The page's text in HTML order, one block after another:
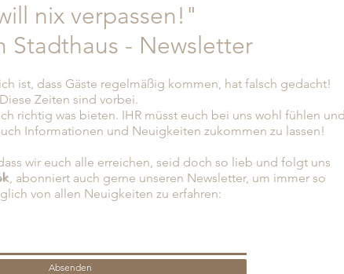
nix verpassen!"
Stadthaus - Newsletter
ist, dass Gäste regelmäßig kommen, hat falsch gedacht!
Diese Zeiten sind vorbei.
richtig was bieten. IHR müsst euch bei uns wohl fühlen und
Informationen und Neuigkeiten zukommen zu lassen!
wir euch alle erreichen, seid doch so lieb und folgt uns
, abonniert auch gerne unseren Newsletter, um immer so
von allen Neuigkeiten zu erfahren:
Absenden